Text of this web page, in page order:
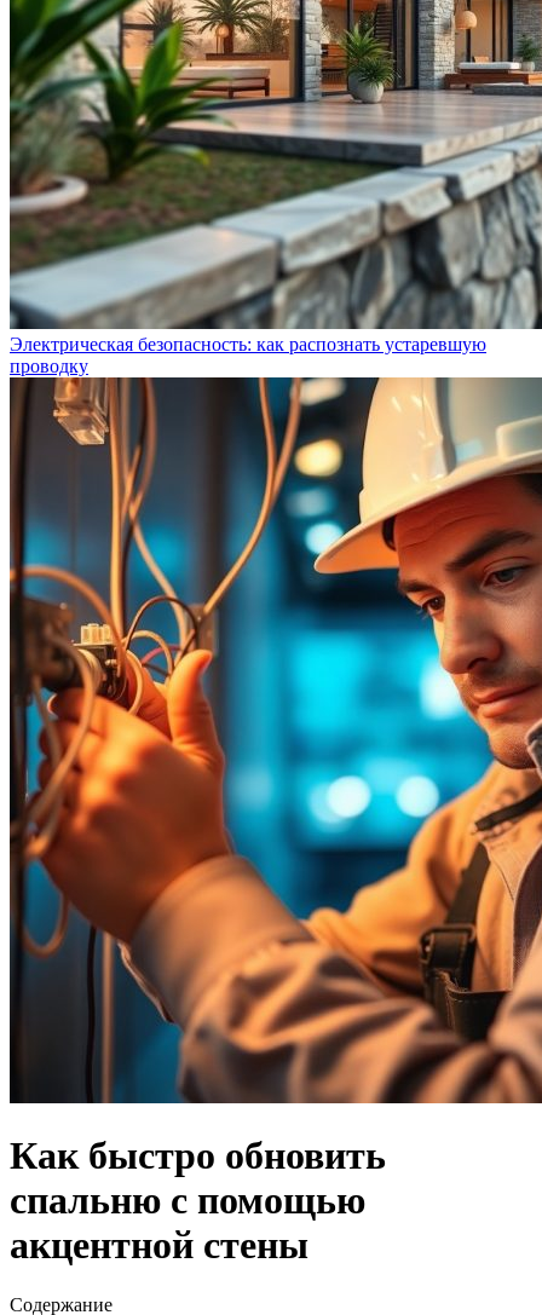
Электрическая безопасность: как распознать устаревшую
проводку
Как быстро обновить
спальню с помощью
акцентной стены
Содержание